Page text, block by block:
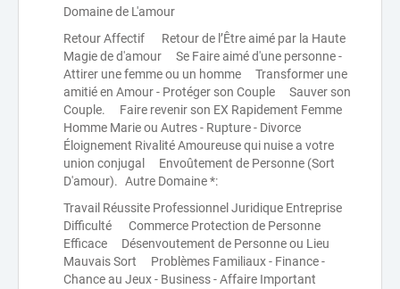
Domaine de L'amour
Retour Affectif Retour de l’Être aimé par la Haute
Magie de d'amour Se Faire aimé d'une personne -
Attirer une femme ou un homme Transformer une
amitié en Amour - Protéger son Couple Sauver son
Couple. Faire revenir son EX Rapidement Femme
Homme Marie ou Autres - Rupture - Divorce
Éloignement Rivalité Amoureuse qui nuise a votre
union conjugal Envoûtement de Personne (Sort
D'amour). Autre Domaine *:
Travail Réussite Professionnel Juridique Entreprise
Difficulté Commerce Protection de Personne
Efficace Désenvoutement de Personne ou Lieu
Mauvais Sort Problèmes Familiaux - Finance -
Chance au Jeux - Business - Affaire Important